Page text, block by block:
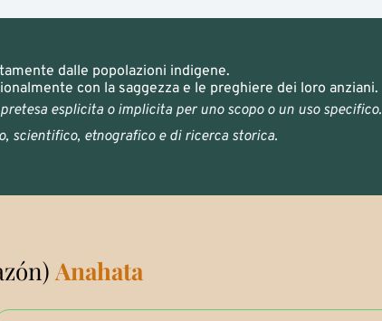
dalle popolazioni indigene.
con la saggezza e le preghiere dei loro anziani.
esplicita o implicita per uno scopo o un uso specifico.
scientifico, etnografico e di ricerca storica.
Anahata